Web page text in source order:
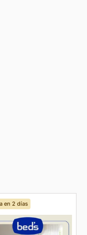
en 2 días